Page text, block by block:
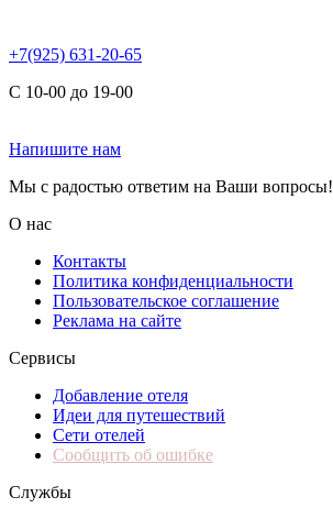
+7(925) 631-20-65
С 10-00 до 19-00
Напишите нам
Мы с радостью ответим на Ваши вопросы!
О нас
Контакты
Политика конфиденциальности
Пользовательское соглашение
Реклама на сайте
Сервисы
Добавление отеля
Идеи для путешествий
Сети отелей
Сообщить об ошибке
Службы